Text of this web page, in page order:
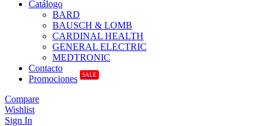
Catálogo
BARD
BAUSCH & LOMB
CARDINAL HEALTH
GENERAL ELECTRIC
MEDTRONIC
Contacto
Promociones
SALE
Compare
Wishlist
Sign In